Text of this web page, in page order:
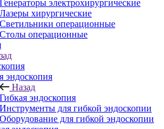
Генераторы электрохирургические
Лазеры хирургические
Светильники операционные
Столы операционные
эндоскопия
Назад
Гибкая эндоскопия
Инструменты для гибкой эндоскопии
Оборудование для гибкой эндоскопии